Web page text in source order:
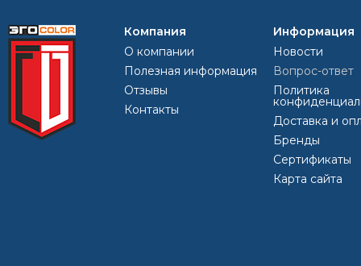
Компания
О компании
Полезная информация
Отзывы
Контакты
Информация
Новости
Вопрос-ответ
Политика
Доставка и
Бренды
Сертификаты
Карта сайта